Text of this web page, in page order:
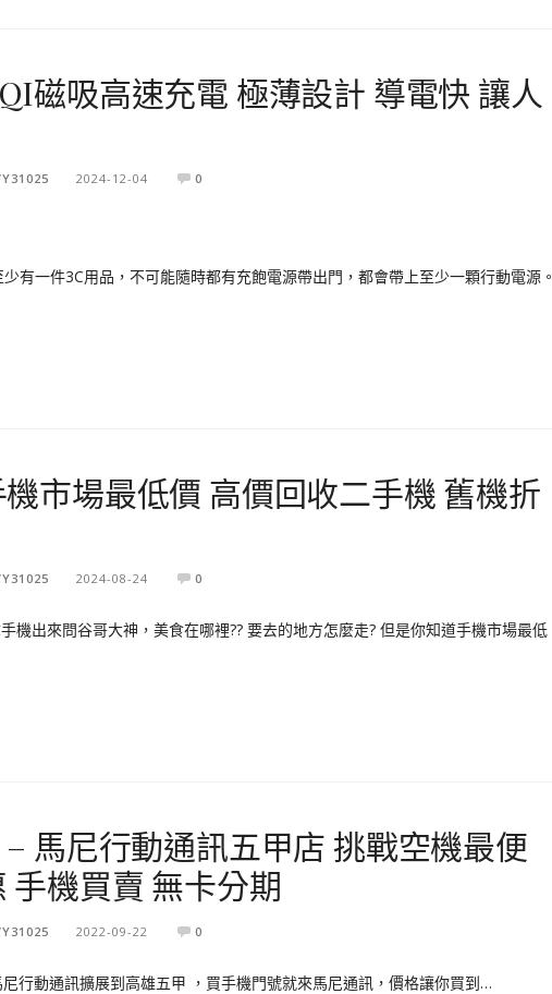
磁吸高速充電 極薄設計 導電快 讓人
2024-12-04 0
有一件3C用品，不可能隨時都有充飽電源帶出門，都會帶上至少一顆行動電源。
市場最低價 高價回收二手機 舊機折
2024-08-24 0
機出來問谷哥大神，美食在哪裡?? 要去的地方怎麼走? 但是你知道手機市場最低
馬尼行動通訊五甲店 挑戰空機最便
手機買賣 無卡分期
2022-09-22 0
行動通訊擴展到高雄五甲 ，買手機門號就來馬尼通訊，價格讓你買到…